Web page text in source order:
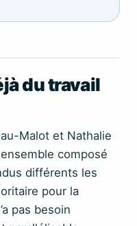
du travail
Malot et Nathalie
composé
différents les
pour la
pas besoin